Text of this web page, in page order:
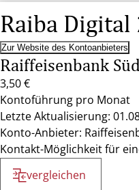
Raiba Digital
Zur Website des Kontoanbieters
Raiffeisenbank
3,50 €
Kontoführung pro Monat
Letzte Aktualisierung:
Konto-Anbieter:
Kontakt-Möglichkeit für
vergleichen